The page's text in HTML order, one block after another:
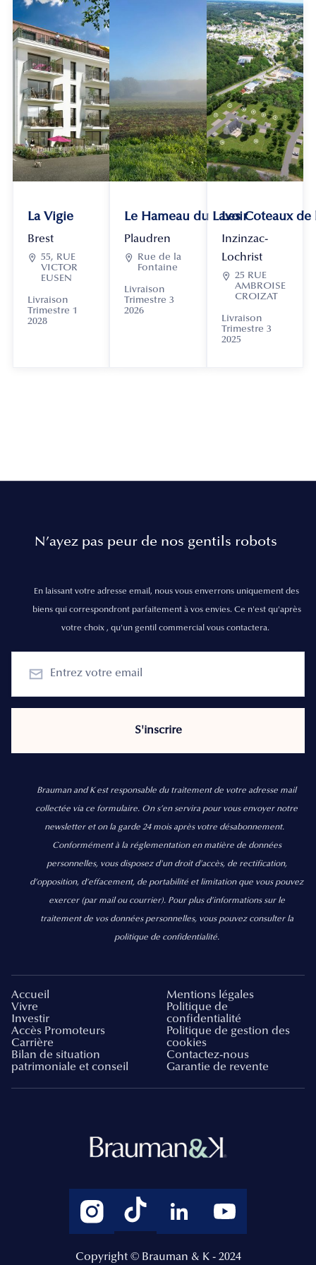
La Vigie
Brest
 55, RUE
VICTOR
EUSEN
Livraison
Trimestre 1
2028
Le Hameau du Lavoir
Plaudren

Rue de la
Fontaine
Livraison
Trimestre 3
2026
Les Coteaux
Inzinzac-
Lochrist
 25 RUE
AMBROISE
CROIZAT
Livraison
Trimestre 3
2025
N’ayez pas peur de nos gentils robots
En laissant votre adresse email, nous vous enverrons uniquement des
biens qui correspondront parfaitement à vos envies. Ce n'est qu'après
votre choix , qu'un gentil commercial vous contactera.
Brauman and K est responsable du traitement de votre adresse mail
collectée via ce formulaire. On s’en servira pour vous envoyer notre
newsletter et on la garde 24 mois après votre désabonnement.
Conformément à la réglementation en matière de données
personnelles, vous disposez d'un droit d'accès, de rectification,
d’opposition, d’effacement, de portabilité et limitation que vous pouvez
exercer (par mail ou courrier). Pour plus d’informations sur le
traitement de vos données personnelles, vous pouvez consulter la
politique de confidentialité.
Accueil
Vivre
Investir
Accès Promoteurs
Carrière
Bilan de situation
patrimoniale et conseil
Mentions légales
Politique de
confidentialité
Politique de gestion des
cookies
Contactez-nous
Garantie de revente
Copyright © Brauman & K - 2024